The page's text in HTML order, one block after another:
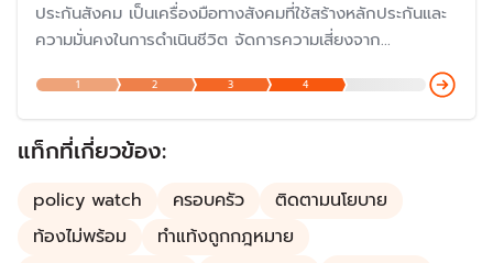
ประกันสังคม เป็นเครื่องมือทางสังคมที่ใช้สร้างหลักประกันและ
ความมั่นคงในการดำเนินชีวิต จัดการความเสี่ยงจาก
สถานการณ์ไม่แน่นอนที่เกี่ยวข้องกับความเป็นอยู่ เช่น เจ็บป่วย
อุบัติเหตุ เสียชีวิต ซึ่งเป็นเรื่องสำคัญที่รัฐบาลประเทศต่าง ๆ ใช้
เพื่อให้หลักประกันชีวิตแก่ประชาชนตั้งแต่เกิดจนตาย
1 2 3 4
แท็กที่เกี่ยวข้อง:
policy watch ครอบครัว
ติดตามนโยบาย
ท้องไม่พร้อม
ทำแท้งถูกกฎหมาย